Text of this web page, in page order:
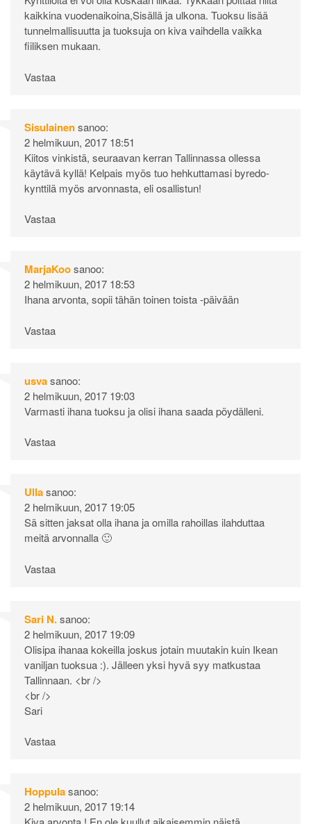
kaikkina vuodenaikoina,Sisällä ja ulkona. Tuoksu lisää
tunnelmallisuutta ja tuoksuja on kiva vaihdella vaikka
fiiliksen mukaan.
Vastaa
Sisulainensanoo:
2 helmikuun, 2017 18:51
Kiitos vinkistä, seuraavan kerran Tallinnassa ollessa
käytävä kyllä! Kelpais myös tuo hehkuttamasi byredo-
kynttilä myös arvonnasta, eli osallistun!
Vastaa
MarjaKoosanoo:
2 helmikuun, 2017 18:53
Ihana arvonta, sopii tähän toinen toista -päivään
Vastaa
usvasanoo:
2 helmikuun, 2017 19:03
Varmasti ihana tuoksu ja olisi ihana saada pöydälleni.
Vastaa
Ullasanoo:
2 helmikuun, 2017 19:05
Sä sitten jaksat olla ihana ja omilla rahoillas ilahduttaa
meitä arvonnalla 🙂
Vastaa
Sari N.sanoo:
2 helmikuun, 2017 19:09
Olisipa ihanaa kokeilla joskus jotain muutakin kuin Ikean
vaniljan tuoksua :). Jälleen yksi hyvä syy matkustaa
Tallinnaan. <br />
<br />
Sari
Vastaa
Hoppulasanoo:
2 helmikuun, 2017 19:14